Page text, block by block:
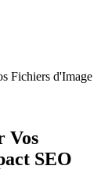
Fichiers d'Image
Vos
SEO